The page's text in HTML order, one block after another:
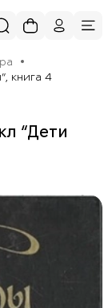
книга 4
“Дети